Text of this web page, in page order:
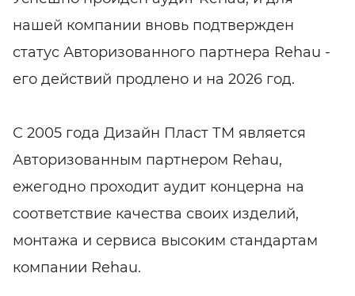
нашей компании вновь подтвержден
статус Авторизованного партнера Rehau -
его действий продлено и на 2026 год.
С 2005 года Дизайн Пласт ТМ является
Авторизованным партнером Rehau,
ежегодно проходит аудит концерна на
соответствие качества своих изделий,
монтажа и сервиса высоким стандартам
компании Rehau.